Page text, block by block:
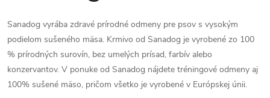
Sanadog vyrába zdravé prírodné odmeny pre psov s vysokým
podielom sušeného mäsa. Krmivo od Sanadog je vyrobené zo 100
% prírodných surovín, bez umelých prísad, farbív alebo
konzervantov. V ponuke od Sanadog nájdete tréningové odmeny aj
100% sušené mäso, pričom všetko je vyrobené v Európskej únii.